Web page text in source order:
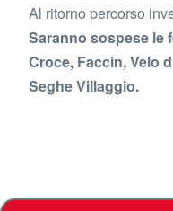
Al ritorno percorso
Saranno sospese le
Croce, Faccin, Velo
Seghe Villaggio.